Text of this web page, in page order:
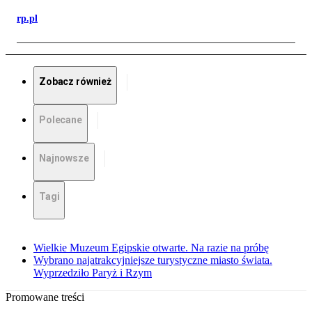
rp.pl
Zobacz również
Polecane
Najnowsze
Tagi
Wielkie Muzeum Egipskie otwarte. Na razie na próbę
Wybrano najatrakcyjniejsze turystyczne miasto świata.
Wyprzedziło Paryż i Rzym
Promowane treści